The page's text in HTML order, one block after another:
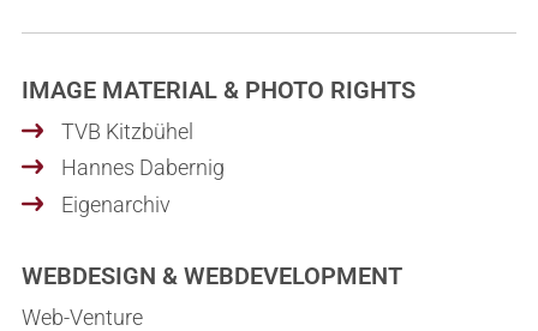
IMAGE MATERIAL & PHOTO RIGHTS
TVB Kitzbühel
Hannes Dabernig
Eigenarchiv
WEBDESIGN & WEBDEVELOPMENT
Web-Venture